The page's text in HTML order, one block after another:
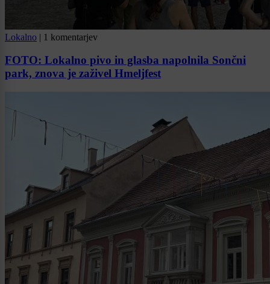
Lokalno | 1 komentarjev
FOTO: Lokalno pivo in glasba napolnila Sončni
park, znova je zaživel Hmeljfest